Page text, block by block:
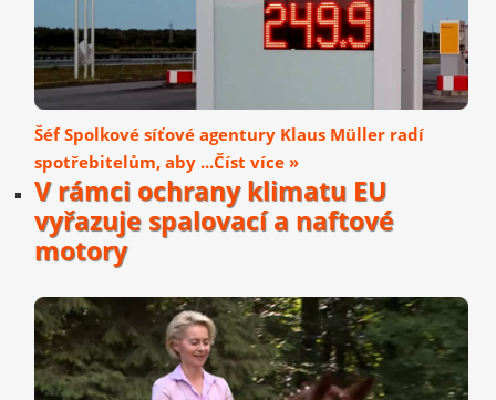
Šéf Spolkové síťové agentury Klaus Müller radí
spotřebitelům, aby ...Číst více »
V rámci ochrany klimatu EU
vyřazuje spalovací a naftové
motory